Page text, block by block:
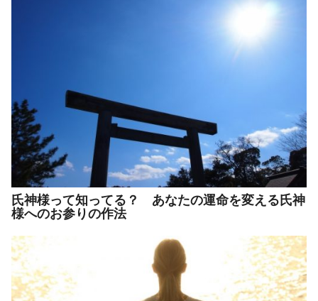
氏神様って知ってる？ あなたの運命を変える氏神
様へのお参りの作法